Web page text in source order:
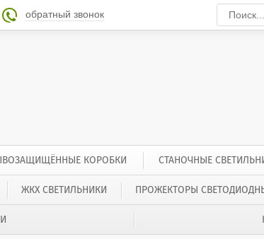
 обратный звонок
КОРОБКИ СТАНОЧНЫЕ
ЖКХ СВЕТИЛЬНИКИ ПРОЖЕКТОРЫ